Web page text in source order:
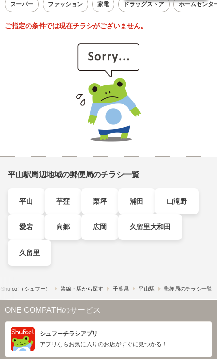
スーパー ファッション 家電 ドラッグストア ホームセンタ
ご指定の条件では現在チラシがございません。
平山駅周辺地域の郵便局のチラシ一覧
平山 芋窪 栗坪 浦田 山滝野
愛宕 向郷 広岡 久留里大和田
久留里
（シュフー） 路線・駅から探す 千葉県 平山駅 郵便局のチラシ一覧
ONE COMPATHのサービス
シュフーチラシアプリ
アプリならお気に入りのお店がすぐに見つかる！